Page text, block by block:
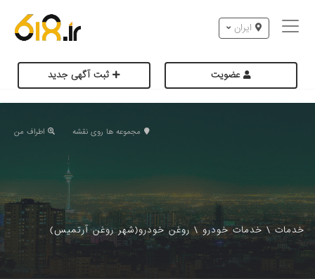
ایران
عضویت ثبت آگهی جدید
مجموعه ها روی نقشه اطراف من
خدمات\خدمات خودرو\ روغن خودرو(شهر روغن آرتمیس)